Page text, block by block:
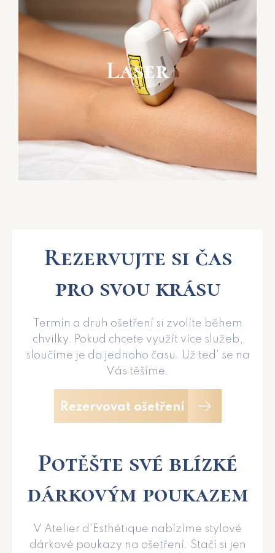
Laser
Rezervujte si čas
pro svou krásu
Termín a druh ošetření si zvolíte během
chvilky. Pokud chcete využít více služeb,
sloučíme je do jednoho času. Už ted' se na
Vás těšíme.
Rezervovat ošetření
Potěšte své blízké
dárkovým poukazem
V Atelier d'Esthétique nabízíme stylové
dárkové poukazy na ošetření. Stačí si jen